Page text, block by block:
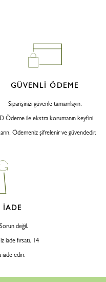
GÜVENLİ ÖDEME
Siparişinizi güvenle tamamlayın.
Ödeme ile ekstra korumanın keyfini
Ödemeniz şifrelenir ve güvendedir.
İADE
değil.
iade fırsatı. 14
iade edin.